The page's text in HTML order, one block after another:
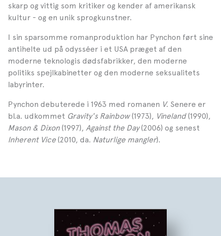
skarp og vittig som kritiker og kender af amerikansk
kultur - og en unik sprogkunstner.
I sin sparsomme romanproduktion har Pynchon ført sine
antihelte ud på odysséer i et USA præget af den
moderne teknologis dødsfabrikker, den moderne
politiks spejlkabinetter og den moderne seksualitets
labyrinter.
Pynchon debuterede i 1963 med romanen V. Senere er
bl.a. udkommet Gravity's Rainbow(1973), Vineland(1990),
Mason & Dixon(1997), Against the Day(2006) og senest
Inherent Vice(2010, da. Naturlige mangler).